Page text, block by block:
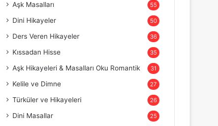
Aşk Masalları 55
Dini Hikayeler 50
Ders Veren Hikayeler 36
Kıssadan Hisse 35
Aşk Hikayeleri & Masalları Oku Romantik 31
Kelile ve Dimne 27
Türküler ve Hikayeleri 26
Dini Masallar 25